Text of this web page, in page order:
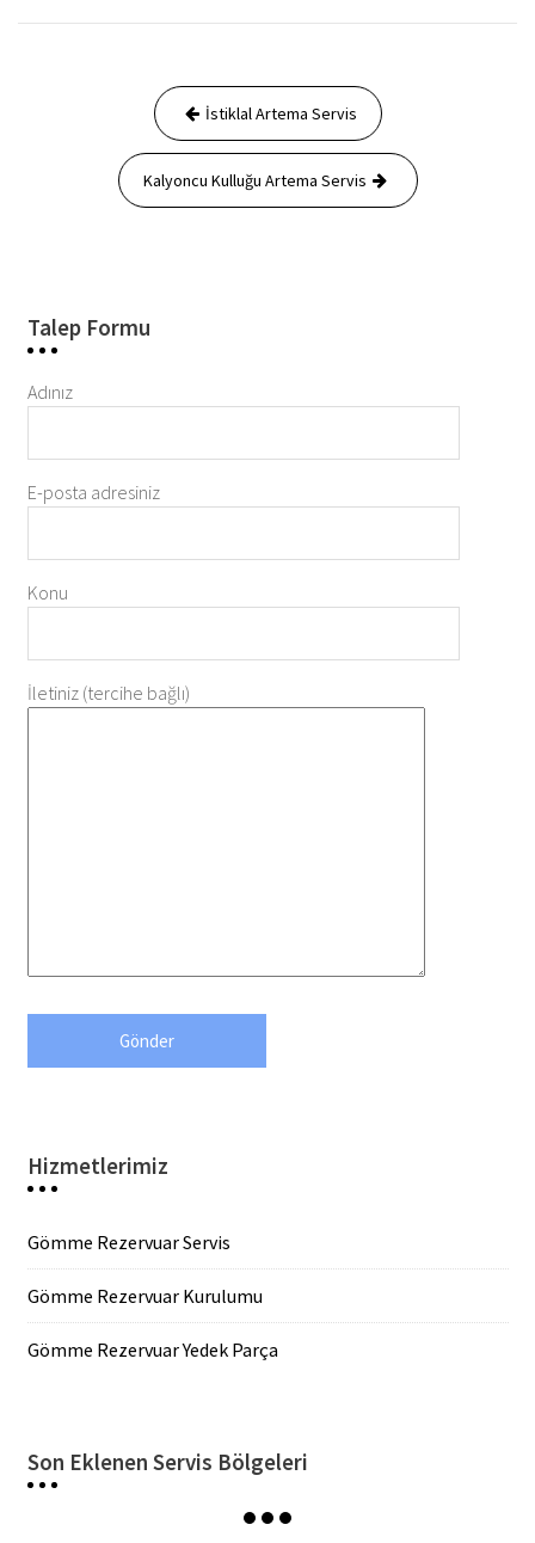
gezinmesi
İstiklal Artema Servis
Kalyoncu Kulluğu Artema Servis
Talep Formu
Adınız
E-posta adresiniz
Konu
İletiniz (tercihe bağlı)
Hizmetlerimiz
Gömme Rezervuar Servis
Gömme Rezervuar Kurulumu
Gömme Rezervuar Yedek Parça
Son Eklenen Servis Bölgeleri